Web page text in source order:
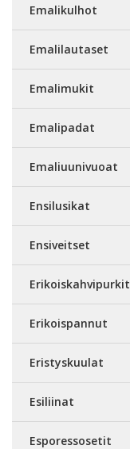
Emalikulhot
Emalilautaset
Emalimukit
Emalipadat
Emaliuunivuoat
Ensilusikat
Ensiveitset
Erikoiskahvipurkit
Erikoispannut
Eristyskuulat
Esiliinat
Esporessosetit